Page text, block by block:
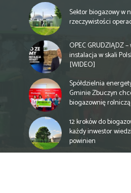
Sektor biogazowy w
rzeczywistości
OPEC GRUDZIĄDZ
instalacja w skali
[WIDEO]
Spółdzielnia
Gminie Zbuczyn
biogazownię rolniczą
12 kroków do
każdy inwestor
powinien